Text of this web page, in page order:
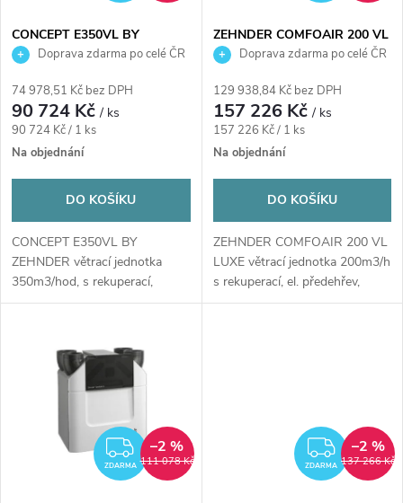
p
r
o
d
u
k
t
s
p
r
o
u
k
CONCEPT E350VL BY
ZEHNDER větrací jednotka
předehřívací registr, levá,
nástěnná
Doprava zdarma po celé ČR
74 978,51 Kč bez DPH
90 724 Kč/ ks
Měrná
cena:
90 724 Kč / 1 ks
Na objednání
DO KOŠÍKU
CONCEPT E350VL BY
ZEHNDER větrací jednotka
350m3/hod, s rekuperací,
předehřívací registr, levá,...
ZEHNDER COMFOAIR 200 VL
LUXE větrací jednotka
předehřev, entalpický výměník,
levá
Doprava zdarma po celé ČR
129 938,84 Kč bez DPH
157 226 Kč/ ks
Měrná
cena:
157 226 Kč / 1 ks
Na objednání
DO KOŠÍKU
ZEHNDER COMFOAIR 200 VL
LUXE větrací jednotka 200m3/h
s rekuperací, el. předehřev,
entalpický...
ZDARMA
ZDARMA 111 078 Kč
–2 %
ZDARMA 137 266 Kč
–2 %